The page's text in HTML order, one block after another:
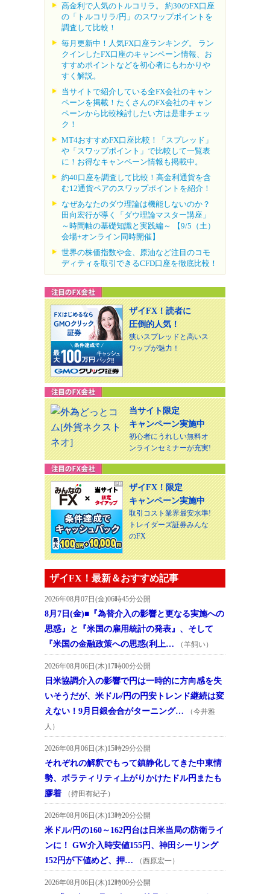
高金利で人気のトルコリラ。 約30のFX口座
の「トルコリラ/円」のスワップポイントを
調査して比較！
毎月更新中！人気FX口座ランキング。 ラン
クインしたFX口座のキャンペーン情報、お
すすめポイントなどを初心者にもわかりや
すく解説。
当サイトで紹介している全FX会社のキャン
ペーンを掲載！たくさんのFX会社のキャン
ペーンから比較検討したい方は是非チェッ
ク！
MT4おすすめFX口座比較！「スプレッド」
や「スワップポイント」で比較して一覧表
に！お得なキャンペーン情報も掲載中。
約40口座を調査して比較！高金利通貨を含
む12通貨ペアのスワップポイントを紹介！
なぜあなたのダウ理論は機能しないのか？
田向宏行が導く「ダウ理論マスター講座」
～時間軸の基礎知識と実践編～ 【9/5（土）
会場+オンライン同時開催】
世界の株価指数や金、原油など注目のコモ
ディティを取引できるCFD口座を徹底比較！
ザイFX！読者に
圧倒的人気！
狭いスプレッドと高いス
ワップが魅力！
当サイト限定
キャンペーン実施中
初心者にうれしい無料オ
ンラインセミナーが充実!
ザイFX！限定
キャンペーン実施中
取引コスト業界最安水準!
トレイダーズ証券みんな
のFX
ザイFX！最新＆おすすめ記事
2026年08月07日(金)06時45分公開
8月7日(金)■『為替介入の影響と更なる実施への
思惑』と『米国の雇用統計の発表』、そして
『米国の金融政策への思惑(利上…
（羊飼い）
2026年08月06日(木)17時00分公開
日米協調介入の影響で円は一時的に方向感を失
いそうだが、米ドル/円の円安トレンド継続は変
えない！9月日銀会合がターニング…
（今井雅
人）
2026年08月06日(木)15時29分公開
それぞれの解釈でもって鎮静化してきた中東情
勢、ボラティリティ上がりかけたドル円またも
膠着
（持田有紀子）
2026年08月06日(木)13時20分公開
米ドル/円の160～162円台は日米当局の防衛ライ
ンに！ GW介入時安値155円、神田シーリング
152円が下値めど、押…
（西原宏一）
2026年08月06日(木)12時00分公開